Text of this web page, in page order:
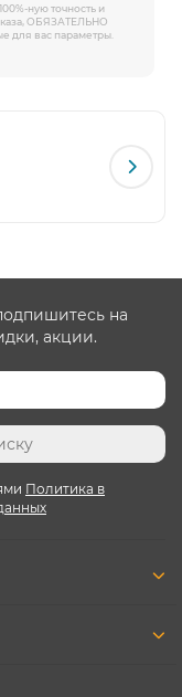
ную точность и
ОБЯЗАТЕЛЬНО
для вас параметры.
на
акции.
Политика в